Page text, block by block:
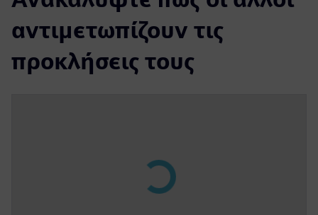
αντιμετωπίζουν τις
προκλήσεις τους